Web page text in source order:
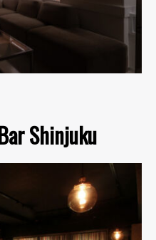
Shinjuku